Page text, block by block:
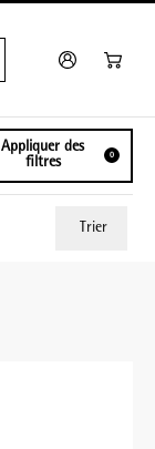
Appliquer des
filtres
0
Trier